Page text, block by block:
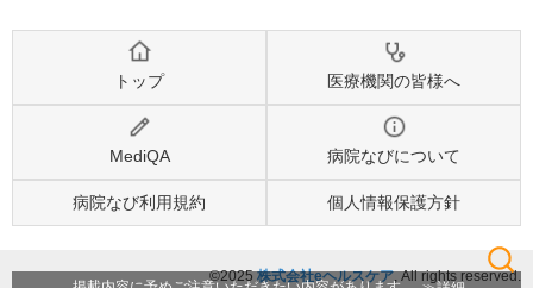
トップ 医療機関の皆様へ
MediQA 病院なびについて
病院なび利用規約 個人情報保護方針
©2025 株式会社eヘルスケア, All rights reserved.